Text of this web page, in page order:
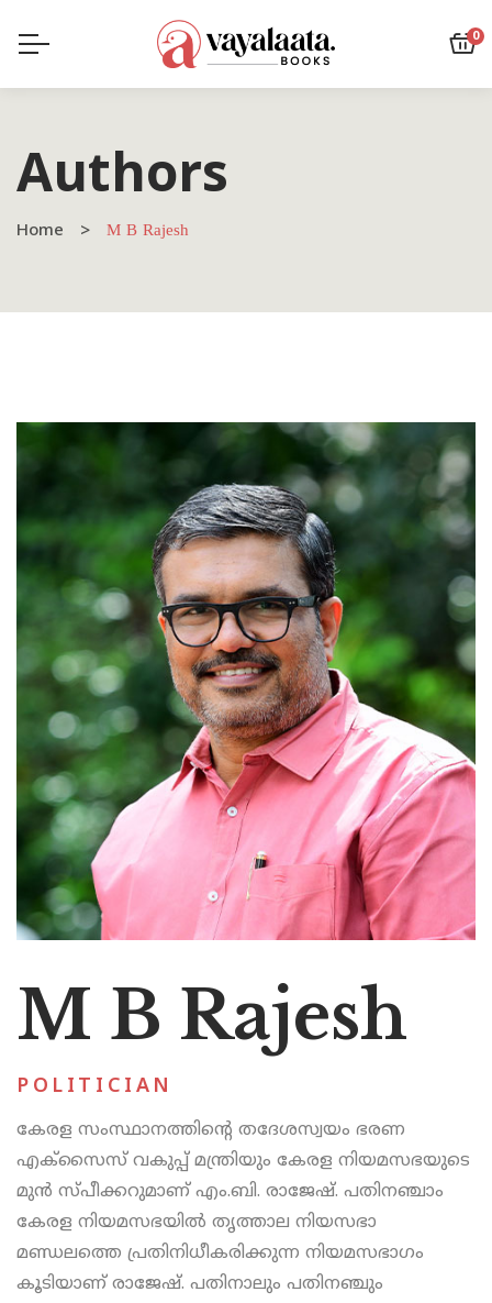
0
Authors
Home M B Rajesh
M B Rajesh
POLITICIAN
കേരള സംസ്ഥാനത്തിന്റെ തദേശസ്വയം ഭരണ
എക്സൈസ് വകുപ്പ് മന്ത്രിയും കേരള നിയമസഭയുടെ
മുൻ സ്‌പീക്കറുമാണ് എം.ബി. രാജേഷ്. പതിനഞ്ചാം
കേരള നിയമസഭയിൽ തൃത്താല നിയസഭാ
മണ്ഡലത്തെ പ്രതിനിധീകരിക്കുന്ന നിയമസഭാഗം
കൂടിയാണ് രാജേഷ്. പതിനാലും പതിനഞ്ചും